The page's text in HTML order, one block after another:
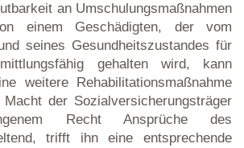
an Umschulungsmaßnahmen
einem Geschädigten, der vom
seines Gesundheitszustandes für
gehalten wird, kann
weitere Rehabilitationsmaßnahme
der Sozialversicherungsträger
Recht Ansprüche des
trifft ihn eine entsprechende